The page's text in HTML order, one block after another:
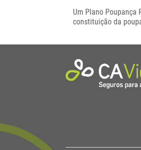
Um Plano
constituição da